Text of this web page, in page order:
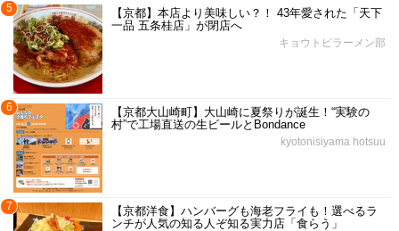
5
【京都】本店より美味しい？！ 43年愛された「天下
一品 五条桂店」が閉店へ
キョウトピラーメン部
6
【京都大山崎町】大山崎に夏祭りが誕生！“実験の
村”で工場直送の生ビールとBondance
kyotonisiyama hotsuu
7
【京都洋食】ハンバーグも海老フライも！選べるラ
ンチが人気の知る人ぞ知る実力店「食らう」